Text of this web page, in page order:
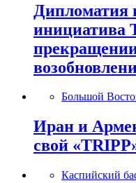
Дипломатия
инициатива
Большой
Иран и
свой
Каспийский